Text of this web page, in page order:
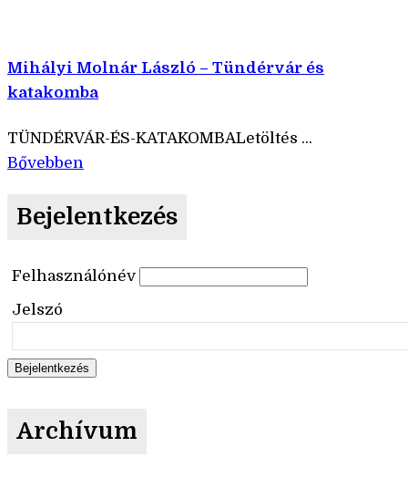
Mihályi Molnár László – Tündérvár és
katakomba
TÜNDÉRVÁR-ÉS-KATAKOMBALetöltés ...
Bővebben
Bejelentkezés
Felhasználónév
Jelszó
Archívum